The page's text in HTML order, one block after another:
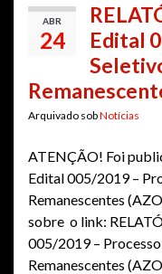
ABR
24
Edital
Arquivado sobNotícias
ATENÇÃO! Foi
Edital 005/2019 –
Remanescentes
sobre o link:
005/2019 –
Remanescentes